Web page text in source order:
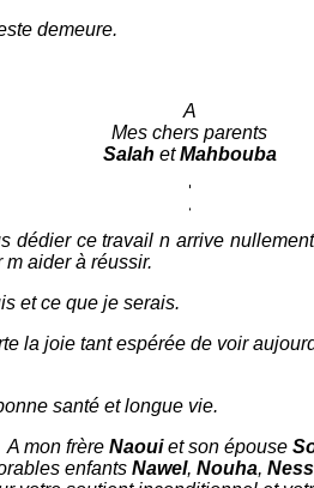
demeure.
A
Mes chers parents
Salah etMahbouba
dédier ce travail n arrive
aider à réussir.
et ce que je serais.
la joie tant espérée de voir
santé et longue vie.
A mon frère Naouiet son épouse
enfants Nawel, Nouha,